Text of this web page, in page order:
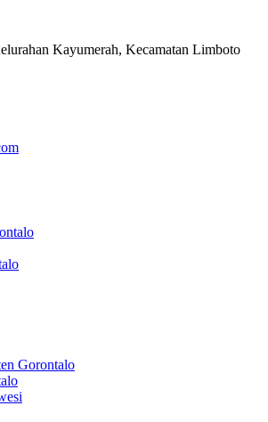
Kayumerah, Kecamatan Limboto
Gorontalo